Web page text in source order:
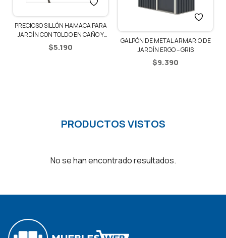
PRECIOSO SILLÓN HAMACA PARA
JARDÍN CON TOLDO EN CAÑO Y
LONA – BEIGE
$5.190
GALPÓN DE METAL ARMARIO DE
JARDÍN ERGO – GRIS
$9.390
PRODUCTOS VISTOS
No se han encontrado resultados.